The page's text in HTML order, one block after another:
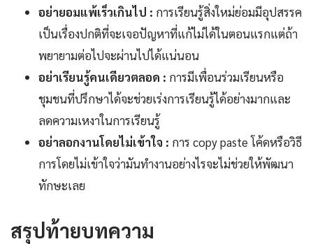
อย่ายอมแพ้เร็วเกินไป : การเรียนรู้สิ่งใหม่ย่อมมีอุปสรรค
เป็นเรื่องปกติที่จะเจอปัญหาที่แก้ไม่ได้ในตอนแรกแต่ถ้า
พยายามต่อไปจะผ่านไปได้แน่นอน
อย่าเรียนรู้คนเดียวตลอด : การมีเพื่อนร่วมเรียนหรือ
ชุมชนที่ปรึกษาได้จะช่วยเร่งการเรียนรู้ได้อย่างมากและ
ลดความเหงาในการเรียนรู้
อย่าลอกงานโดยไม่เข้าใจ : การ copy paste โค้ดหรือวิธี
การโดยไม่เข้าใจว่ามันทำงานอย่างไรจะไม่ช่วยให้พัฒนา
ทักษะเลย
สรุปท้ายบทความ